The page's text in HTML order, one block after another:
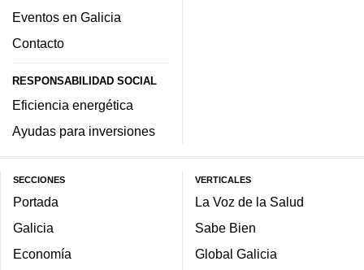
Eventos en Galicia
Contacto
RESPONSABILIDAD SOCIAL
Eficiencia energética
Ayudas para inversiones
SECCIONES
Portada
Galicia
Economía
VERTICALES
La Voz de la Salud
Sabe Bien
Global Galicia